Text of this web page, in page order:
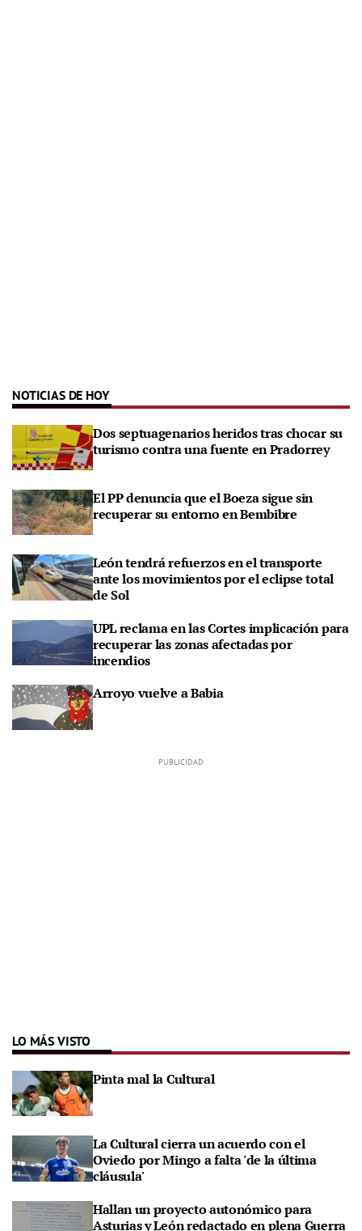
NOTICIAS DE HOY
Dos septuagenarios heridos tras chocar su
turismo contra una fuente en Pradorrey
El PP denuncia que el Boeza sigue sin
recuperar su entorno en Bembibre
León tendrá refuerzos en el transporte
ante los movimientos por el eclipse total
de Sol
UPL reclama en las Cortes implicación para
recuperar las zonas afectadas por
incendios
Arroyo vuelve a Babia
LO MÁS VISTO
Pinta mal la Cultural
La Cultural cierra un acuerdo con el
Oviedo por Mingo a falta 'de la última
cláusula'
Hallan un proyecto autonómico para
Asturias y León redactado en plena Guerra